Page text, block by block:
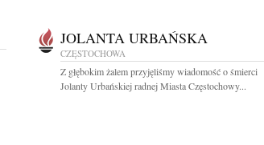
JOLANTA URBAŃSKA
CZĘSTOCHOWA
Z głębokim żalem przyjęliśmy wiadomość o śmierci
Jolanty Urbańskiej radnej Miasta Częstochowy...